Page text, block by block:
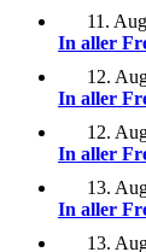
11.
In aller
12.
In aller
12.
In aller
13.
In aller
13.